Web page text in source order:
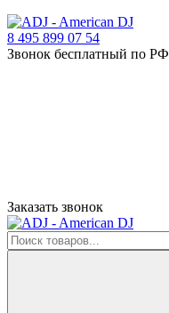
8 495 899 07 54
Звонок бесплатный по РФ
Заказать звонок